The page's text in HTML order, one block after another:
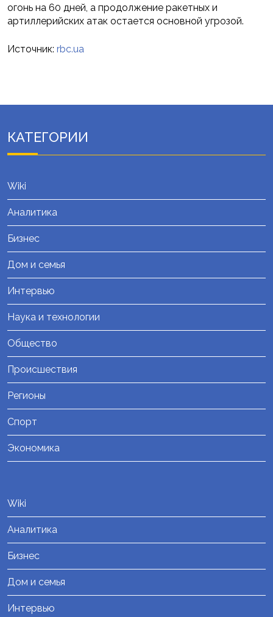
огонь на 60 дней, а продолжение ракетных и
артиллерийских атак остается основной угрозой.
Источник: rbc.ua
КАТЕГОРИИ
Wiki
Аналитика
Бизнес
Дом и семья
Интервью
Наука и технологии
Общество
Происшествия
Регионы
Спорт
Экономика
Wiki
Аналитика
Бизнес
Дом и семья
Интервью